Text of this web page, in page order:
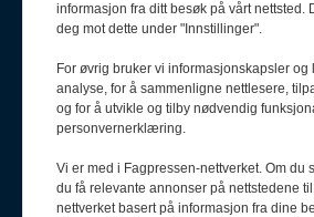
Journalist
Henrik Haug Laursen
900 55 090
henrik@pf.no
Annonseselger
913 33 035
vidar@salgsfabrikken.no
informasjon fra ditt besøk på vårt nettsted.
deg mot dette under "Innstillinger".
For øvrig bruker vi informasjonskapsler
analyse, for å sammenligne nettlesere,
og for å utvikle og tilby nødvendig
personvernerklæring.
Vi er med i Fagpressen-nettverket. Om du
du få relevante annonser på nettstedene
nettverket basert på informasjon fra dine